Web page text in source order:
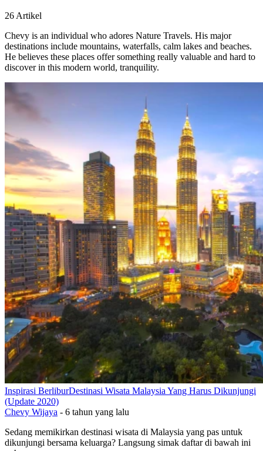
26 Artikel
Chevy is an individual who adores Nature Travels. His major
destinations include mountains, waterfalls, calm lakes and beaches.
He believes these places offer something really valuable and hard to
discover in this modern world, tranquility.
Inspirasi BerliburDestinasi Wisata Malaysia Yang Harus Dikunjungi
(Update 2020)
Chevy Wijaya - 6 tahun yang lalu
Sedang memikirkan destinasi wisata di Malaysia yang pas untuk
dikunjungi bersama keluarga? Langsung simak daftar di bawah ini